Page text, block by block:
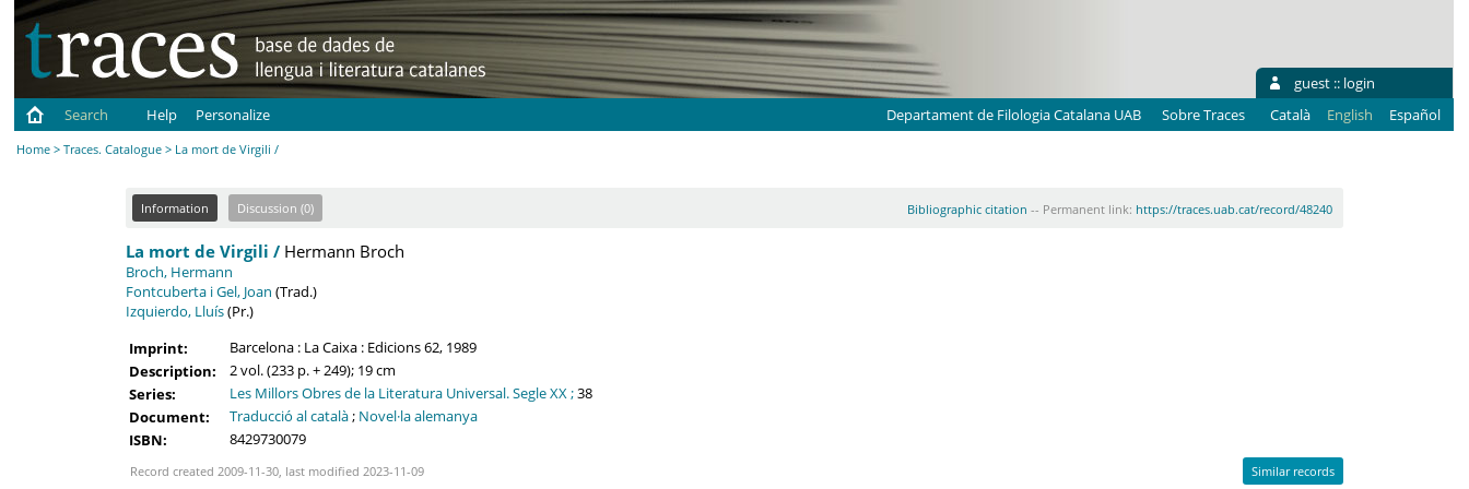
guest :: login
Search
Help Personalize Departament de Filologia Catalana UAB Sobre Traces Català English Español
Home >Traces. Catalogue > La mort de Virgili /
Information Discussion (0) Bibliographic citation -- Permanent link: https://traces.uab.cat/record/48240
La mort de Virgili /Hermann Broch
Broch, Hermann
Fontcuberta i Gel, Joan (Trad.)
Izquierdo, Lluís(Pr.)
Imprint:
Barcelona : La Caixa : Edicions 62, 1989
Description:
2 vol. (233 p. + 249); 19 cm
Series:
Les Millors Obres de la Literatura Universal. Segle XX ;38
Document:
Traducció al català; Novel·la alemanya
ISBN:
8429730079
Record created 2009-11-30, last modified 2023-11-09 Similar records